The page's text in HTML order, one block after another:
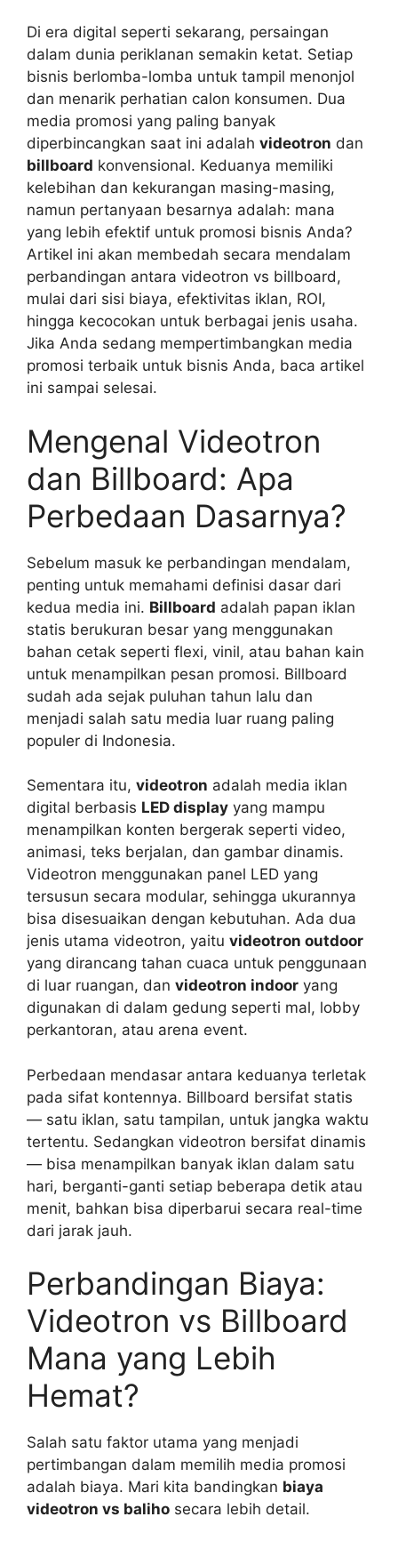
Di era digital seperti sekarang, persaingan
dalam dunia periklanan semakin ketat. Setiap
bisnis berlomba-lomba untuk tampil menonjol
dan menarik perhatian calon konsumen. Dua
media promosi yang paling banyak
diperbincangkan saat ini adalah videotron dan
billboard konvensional. Keduanya memiliki
kelebihan dan kekurangan masing-masing,
namun pertanyaan besarnya adalah: mana
yang lebih efektif untuk promosi bisnis Anda?
Artikel ini akan membedah secara mendalam
perbandingan antara videotron vs billboard,
mulai dari sisi biaya, efektivitas iklan, ROI,
hingga kecocokan untuk berbagai jenis usaha.
Jika Anda sedang mempertimbangkan media
promosi terbaik untuk bisnis Anda, baca artikel
ini sampai selesai.
Mengenal Videotron
dan Billboard: Apa
Perbedaan Dasarnya?
Sebelum masuk ke perbandingan mendalam,
penting untuk memahami definisi dasar dari
kedua media ini. Billboard adalah papan iklan
statis berukuran besar yang menggunakan
bahan cetak seperti flexi, vinil, atau bahan kain
untuk menampilkan pesan promosi. Billboard
sudah ada sejak puluhan tahun lalu dan
menjadi salah satu media luar ruang paling
populer di Indonesia.
Sementara itu, videotron adalah media iklan
digital berbasis LED display yang mampu
menampilkan konten bergerak seperti video,
animasi, teks berjalan, dan gambar dinamis.
Videotron menggunakan panel LED yang
tersusun secara modular, sehingga ukurannya
bisa disesuaikan dengan kebutuhan. Ada dua
jenis utama videotron, yaitu videotron outdoor
yang dirancang tahan cuaca untuk penggunaan
di luar ruangan, dan videotron indoor yang
digunakan di dalam gedung seperti mal, lobby
perkantoran, atau arena event.
Perbedaan mendasar antara keduanya terletak
pada sifat kontennya. Billboard bersifat statis
— satu iklan, satu tampilan, untuk jangka waktu
tertentu. Sedangkan videotron bersifat dinamis
— bisa menampilkan banyak iklan dalam satu
hari, berganti-ganti setiap beberapa detik atau
menit, bahkan bisa diperbarui secara real-time
dari jarak jauh.
Perbandingan Biaya:
Videotron vs Billboard
Mana yang Lebih
Hemat?
Salah satu faktor utama yang menjadi
pertimbangan dalam memilih media promosi
adalah biaya. Mari kita bandingkan biaya
videotron vs baliho secara lebih detail.